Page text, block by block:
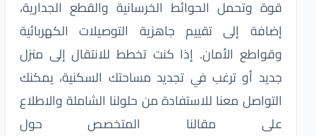
قوة وتحمل الحوائط الخرسانية والقطع الجدارية،
إضافة إلى تقييم جاهزية التوصيلات الكهربائية
وقواطع الأمان. إذا كنت تخطط للانتقال إلى منزل
جديد أو ترغب في تجديد مساحتك السكنية، يمكنك
التواصل معنا للاستفادة من حلولنا الشاملة والاطلاع
على مقالنا المتخصص حول